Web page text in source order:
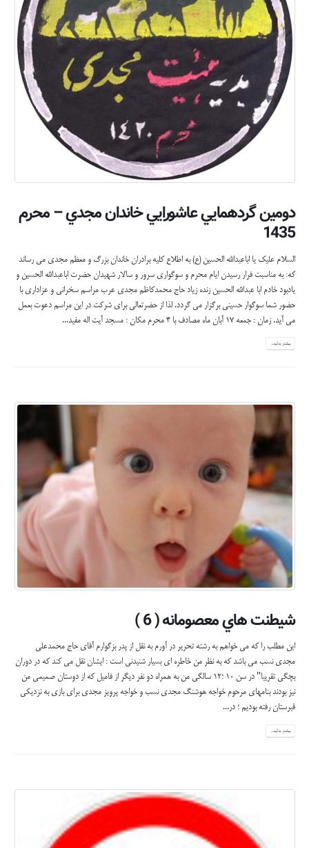
دومين گردهمايي عاشورايي خاندان مجدي – محرم
1435
السلام عليك يا اباعبدالله الحسين (ع) به اطلاع كليه برادران خاندان بزرگ و معظم مجدي مي رساند
كه: به مناسبت فرار رسيدن ايام محرم و سوگواري سرور و سالار شهيدان حضرت اباعبدالله الحسين و
يادبود خادم ابا عبدالله الحسين زنده زياد حاج محمدكاظم مجدي عرب مراسم سخراني و عزاداري با
حضور شما سوگوار حسيني برگزار مي گردد. لذا از حضرتعالي براي شركت در اين مراسم دعوت بعمل
مي آيد. زمان : جمعه 17 آبان ماه مصادف با 4 محرم مكان : مسجد آيت اله مفيد...
بیشتر بدانید...
شيطنت هاي معصومانه ( 6 )
اين مطلب را كه مي خواهم به رشته تحرير در آورم به نقل از پدر بزگوارم آقاي حاج محمدعلي
مجدي نسب مي باشد كه به نظر من خاطره اي بسيار شنيدني است : ايشان نقل مي كند كه در دوران
بچگي تقريبا" در سن 10 ؛12 سالگي من به همراه دو نفر ديگر از فاميل كه از دوستان صميمي من
نيز بودند بنامهاي مرحوم خواجه هوشنگ مجدي نسب و خواجه پرويز مجدي براي بازي به نزديكي
قبرستان رفته بوديم ؛ در...
بیشتر بدانید...